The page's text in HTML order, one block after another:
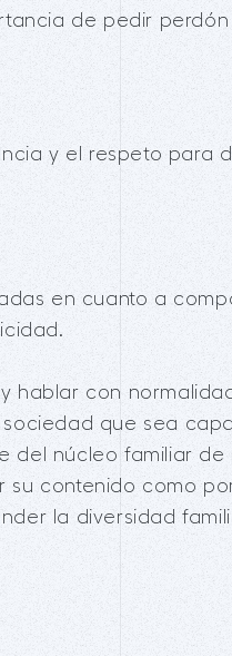
de pedir
y el respeto para
en cuanto a
hablar con
sociedad que sea
del núcleo familiar de
contenido como
la diversidad